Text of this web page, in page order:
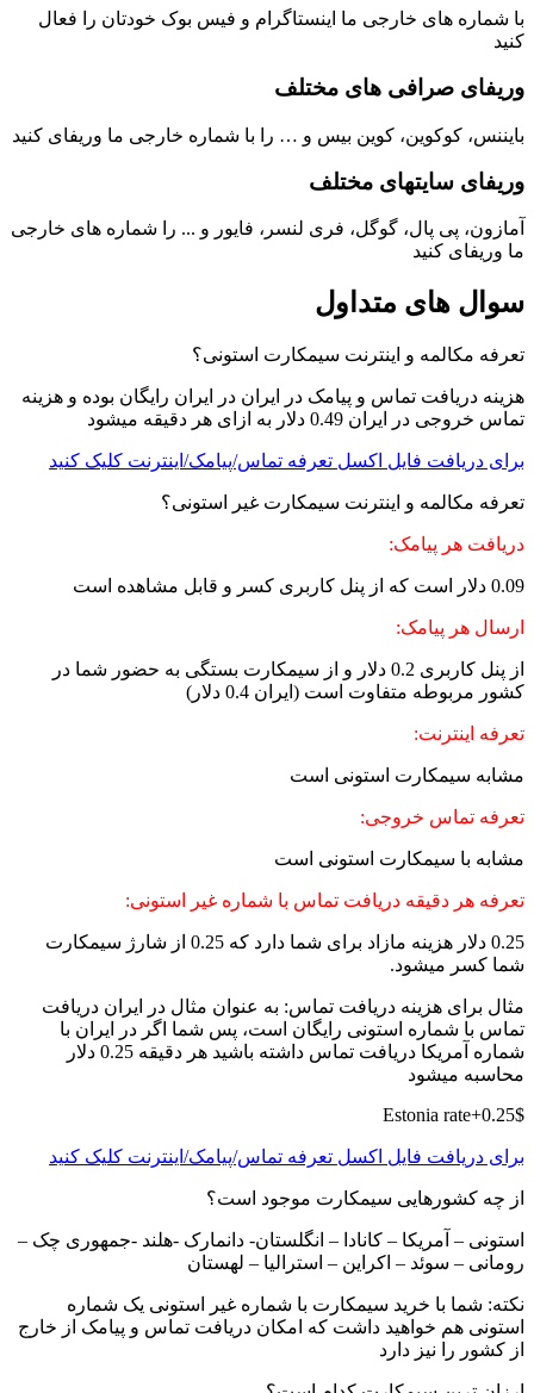
با شماره های خارجی ما اینستاگرام و فیس بوک خودتان را فعال
کنید
وریفای صرافی های مختلف
بایننس، کوکوین، کوین بیس و … را با شماره خارجی ما وریفای کنید
وریفای سایتهای مختلف
آمازون، پی پال، گوگل، فری لنسر، فایور و ... را شماره های خارجی
ما وریفای کنید
سوال های متداول
تعرفه مکالمه و اینترنت سیمکارت استونی؟
هزینه دریافت تماس و پیامک در ایران در ایران رایگان بوده و هزینه
تماس خروجی در ایران 0.49 دلار به ازای هر دقیقه میشود
برای دریافت فایل اکسل تعرفه تماس/پیامک/اینترنت کلیک کنید
تعرفه مکالمه و اینترنت سیمکارت غیر استونی؟
دریافت هر پیامک:
0.09 دلار است که از پنل کاربری کسر و قابل مشاهده است
ارسال هر پیامک:
از پنل کاربری 0.2 دلار و از سیمکارت بستگی به حضور شما در
کشور مربوطه متفاوت است (ایران 0.4 دلار)
تعرفه اینترنت:
مشابه سیمکارت استونی است
تعرفه تماس خروجی:
مشابه با سیمکارت استونی است
تعرفه هر دقیقه دریافت تماس با شماره غیر استونی:
0.25 دلار هزینه مازاد برای شما دارد که 0.25 از شارژ سیمکارت
شما کسر میشود.
مثال برای هزینه دریافت تماس: به عنوان مثال در ایران دریافت
تماس با شماره استونی رایگان است، پس شما اگر در ایران با
شماره آمریکا دریافت تماس داشته باشید هر دقیقه 0.25 دلار
محاسبه میشود
Estonia rate+0.25$
برای دریافت فایل اکسل تعرفه تماس/پیامک/اینترنت کلیک کنید
از چه کشورهایی سیمکارت موجود است؟
استونی – آمریکا – کانادا – انگلستان- دانمارک -هلند -جمهوری چک –
رومانی – سوئد – اکراین – استرالیا – لهستان
نکته: شما با خرید سیمکارت با شماره غیر استونی یک شماره
استونی هم خواهید داشت که امکان دریافت تماس و پیامک از خارج
از کشور را نیز دارد